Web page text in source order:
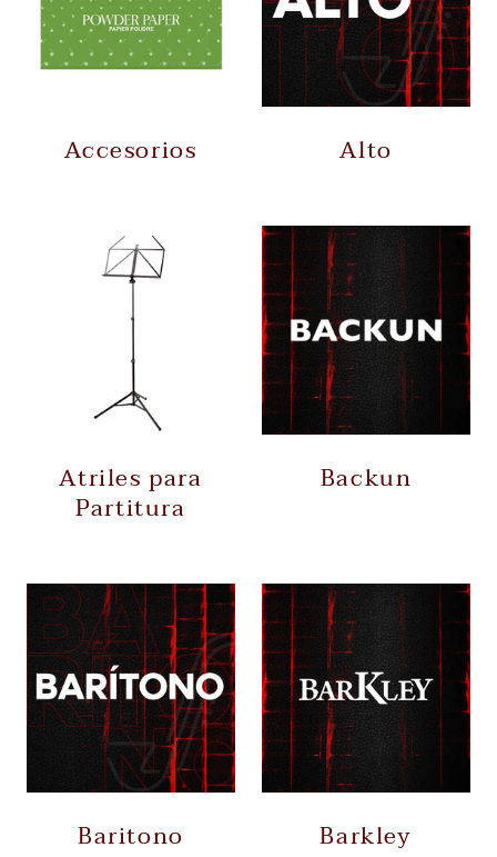
Accesorios Alto
Atriles para
Partitura
Backun
Baritono Barkley